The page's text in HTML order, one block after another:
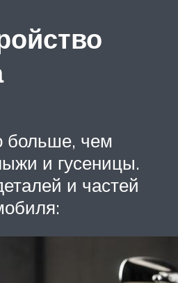
больше, чем
и гусеницы.
и частей